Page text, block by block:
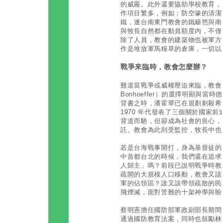
的威嚴。此外還要協助學校教育
作項目繁多，例如：防空壕的清
鐵，連台南東門教會的鐵籬笆與
與牧長自然都在動員額度內，不
除了人員，教會的建築物也被軍
作是堆放軍馬糧草的倉庫，一切
戰爭來臨時，教會怎麼辦？
難道當戰爭或威權壓迫來臨，教
Bonhoeffer）的選擇明顯與當時
背書之時，潘霍華已在規劃刺殺
1970 年代發表了三個關於國家
背道而馳，但卻成為社會的良心
託。教會為此則受監控，牧長中
若是台海戰事開打，身為基督徒
中首都台北的時候，我們還在追
人歸主」嗎？前段已說明戰爭時
疏開的大規模人口移動，教會又
軍的佔領區？誰又該帶領疏散的
飛煙滅，面對苦難的十架神學與
蔡明憲擔任國防部軍政副部長期
通過國防教育法案，同時也鼓勵